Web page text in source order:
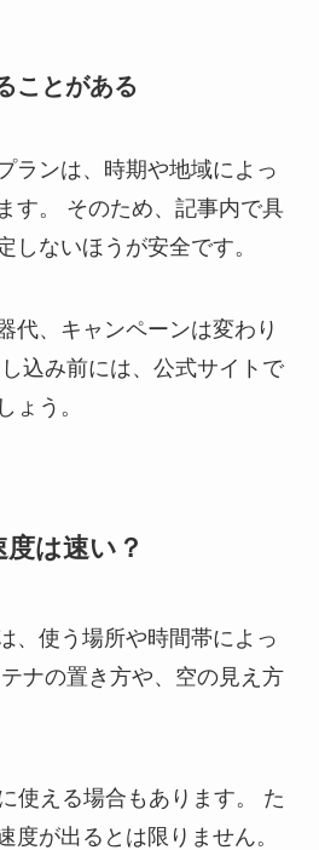
ことがある
ランは、時期や地域によっ
す。 そのため、記事内で具
しないほうが安全です。
代、キャンペーンは変わり
込み前には、公式サイトで
ょう。
は速い？
、使う場所や時間帯によっ
ナの置き方や、空の見え方
使える場合もあります。 た
度が出るとは限りません。